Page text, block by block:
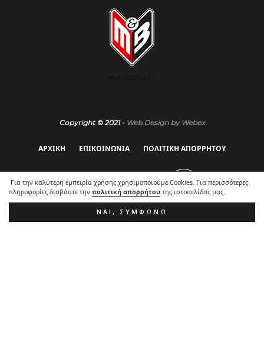
Για την καλύτερη εμπειρία χρήσης χρησιμοποιούμε Cookies. Για περισσότερες
πληροφορίες διαβάστε την πολιτική απορρήτου της ιστοσελίδας μας.
ΝΑΙ, ΣΥΜΦΩΝΏ
Copyright © 2021 - Web Design by Webex
ΑΡΧΙΚΗ ΕΠΙΚΟΙΝΩΝΙΑ ΠΟΛΙΤΙΚΗ ΑΠΟΡΡΗΤΟΥ